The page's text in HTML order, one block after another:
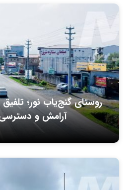
روستای گنج‌یاب نور؛
آرامش و